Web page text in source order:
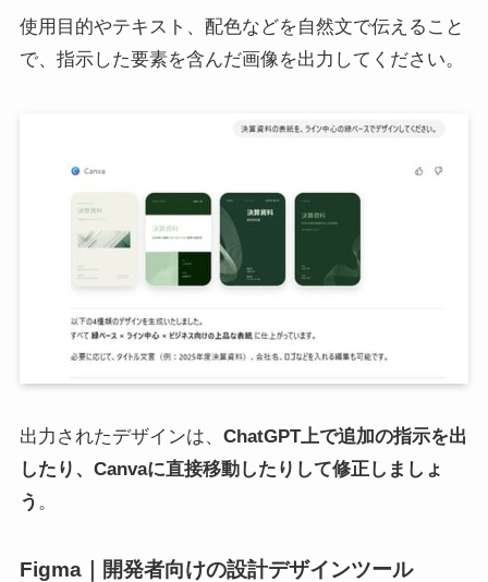
使用目的やテキスト、配色などを自然文で伝えること
で、指示した要素を含んだ画像を出力してください。
出力されたデザインは、 ChatGPT上で追加の指示を出
したり、Canvaに直接移動したりして修正しましょ
う 。
Figma｜開発者向けの設計デザインツール